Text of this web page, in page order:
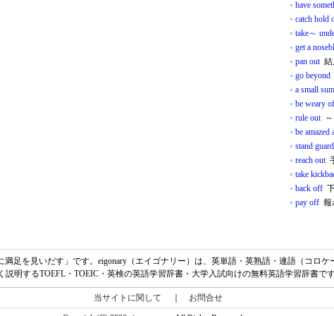
have
catch hold
take～
get a
pan out結
go beyond
a small
be weary of
rule out～
be amazed
stand guard
reach out
take
back off
pay off 報
満足を見いだす」です。eigonary（エイゴナリー）は、英単語・英熟語・連語（コロ
説明するTOEFL・TOEIC・英検の英語学習辞書・大学入試向けの無料英語学習辞書です
当サイトに関して お問合せ